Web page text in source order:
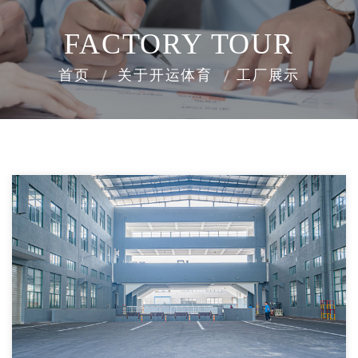
FACTORY TOUR
首页 关于开运体育 工厂展示